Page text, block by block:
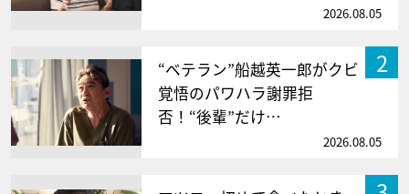
2026.08.05
2
“ベテラン”船越英一郎がクビ
覚悟のパワハラ謝罪拒
否！“後輩”だけ…
2026.08.05